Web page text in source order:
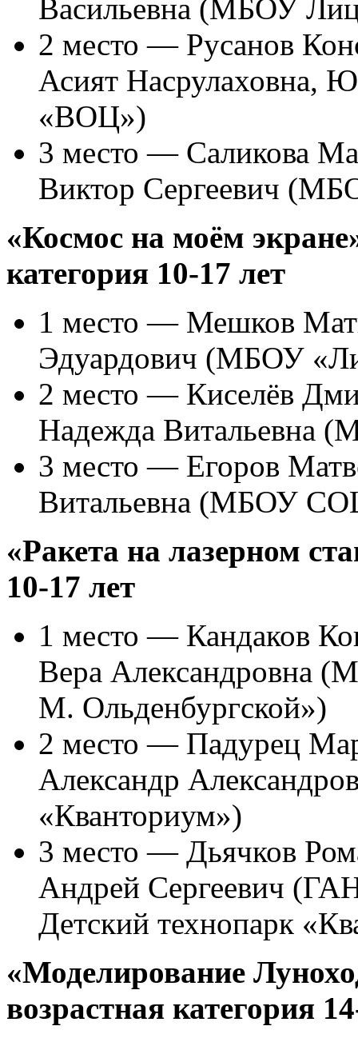
Васильевна (МБОУ
2 место — Русанов
Асият Насрулаховна,
«ВОЦ»)
3 место — Саликова
Виктор Сергеевич
«Космос на моём
категория 10-17 лет
1 место — Мешков
Эдуардович (МБОУ
2 место — Киселёв
Надежда
3 место — Егоров
Витальевна (МБОУ
«Ракета на лазерном
10-17 лет
1 место — Кандаков
Вера Александровна
М. Ольденбургской»)
2 место — Падурец
Александр
«Кванториум»)
3 место — Дьячков
Андрей Сергеевич
Детский технопарк
«Моделирование
возрастная категория